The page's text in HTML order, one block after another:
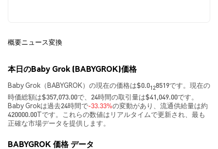
概要ニュース変換
本日のBaby Grok (BABYGROK)価格
Baby Grok（BABYGROK）の現在の価格は$0.0128519です。現在の
時価総額は$357,073.00で、24時間の取引量は$41,049.00です。
Baby Grokは過去24時間で-33.33%の変動があり、流通供給量は約
420000.00Tです。これらの数値はリアルタイムで更新され、最も
正確な市場データを提供します。
BABYGROK 価格 データ